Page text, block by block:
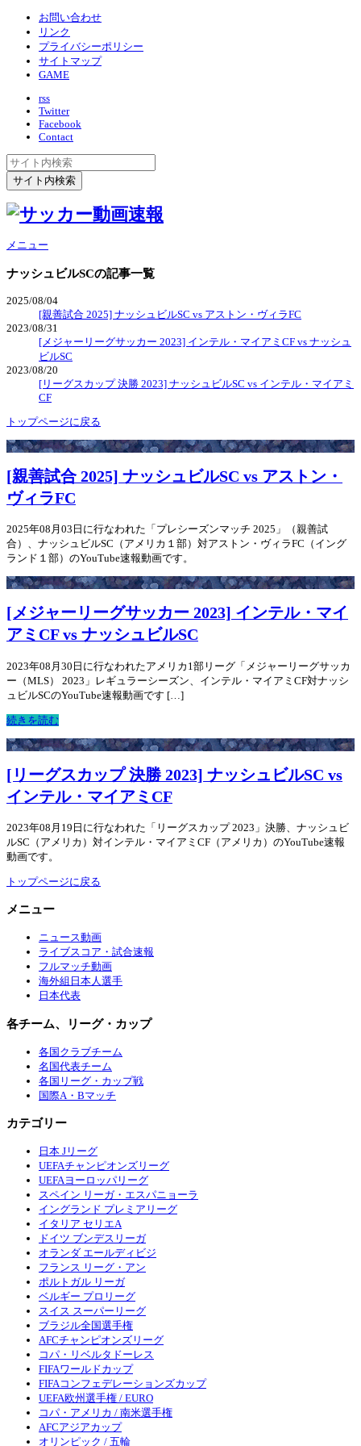
お問い合わせ
リンク
プライバシーポリシー
サイトマップ
GAME
rss
Twitter
Facebook
Contact
メニュー
ナッシュビルSCの記事一覧
2025/08/04
[親善試合 2025] ナッシュビルSC vs アストン・ヴィラFC
2023/08/31
[メジャーリーグサッカー 2023] インテル・マイアミCF vs ナッシュ
ビルSC
2023/08/20
[リーグスカップ 決勝 2023] ナッシュビルSC vs インテル・マイアミ
CF
トップページに戻る
[親善試合 2025] ナッシュビルSC vs アストン・
ヴィラFC
2025年08月03日に行なわれた「プレシーズンマッチ 2025」（親善試
合）、ナッシュビルSC（アメリカ１部）対アストン・ヴィラFC（イング
ランド１部）のYouTube速報動画です。
[メジャーリーグサッカー 2023] インテル・マイ
アミCF vs ナッシュビルSC
2023年08月30日に行なわれたアメリカ1部リーグ「メジャーリーグサッカ
ー（MLS） 2023」レギュラーシーズン、インテル・マイアミCF対ナッシ
ュビルSCのYouTube速報動画です […]
続きを読む
[リーグスカップ 決勝 2023] ナッシュビルSC vs
インテル・マイアミCF
2023年08月19日に行なわれた「リーグスカップ 2023」決勝、ナッシュビ
ルSC（アメリカ）対インテル・マイアミCF（アメリカ）のYouTube速報
動画です。
トップページに戻る
メニュー
ニュース動画
ライブスコア・試合速報
フルマッチ動画
海外組日本人選手
日本代表
各チーム、リーグ・カップ
各国クラブチーム
名国代表チーム
各国リーグ・カップ戦
国際A・Bマッチ
カテゴリー
日本 Jリーグ
UEFAチャンピオンズリーグ
UEFAヨーロッパリーグ
スペイン リーガ・エスパニョーラ
イングランド プレミアリーグ
イタリア セリエA
ドイツ ブンデスリーガ
オランダ エールディビジ
フランス リーグ・アン
ポルトガル リーガ
ベルギー プロリーグ
スイス スーパーリーグ
ブラジル全国選手権
AFCチャンピオンズリーグ
コパ・リベルタドーレス
FIFAワールドカップ
FIFAコンフェデレーションズカップ
UEFA欧州選手権 / EURO
コパ・アメリカ / 南米選手権
AFCアジアカップ
オリンピック / 五輪